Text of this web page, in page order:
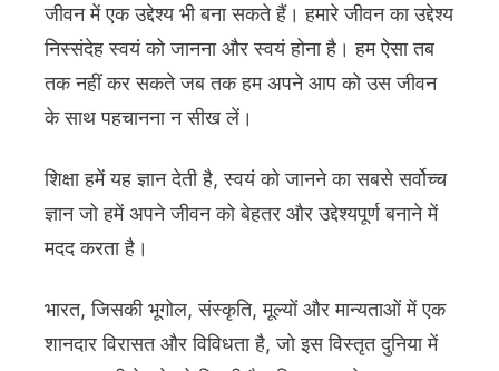
जीवन में एक उद्देश्य भी बना सकते हैं। हमारे जीवन का उद्देश्य
निस्संदेह स्वयं को जानना और स्वयं होना है। हम ऐसा तब
तक नहीं कर सकते जब तक हम अपने आप को उस जीवन
के साथ पहचानना न सीख लें।
शिक्षा हमें यह ज्ञान देती है, स्वयं को जानने का सबसे सर्वोच्च
ज्ञान जो हमें अपने जीवन को बेहतर और उद्देश्यपूर्ण बनाने में
मदद करता है।
भारत, जिसकी भूगोल, संस्कृति, मूल्यों और मान्यताओं में एक
शानदार विरासत और विविधता है, जो इस विस्तृत दुनिया में